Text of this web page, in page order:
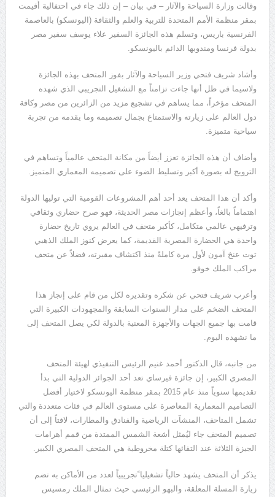
وقالت وزارة السياحة والآثار – في بيان – إن ذلك جاء في احتفالية أُقيمت
بمقر منظمة الأمم المتحدة للتربية والعلم والثقافة (اليونسكو) بالعاصمة
الفرنسية باريس، وتسلم هذه الجائزة السفير علاء يوسف سفير مصر
بدولة فرنسا ومندوبها الدائم باليونسكو.
وأشاد شريف فتحي وزير السياحة والآثار بفوز المتحف بهذه الجائزة
ولاسيما في ظل أنها جاءت تزامناً مع التشغيل التجريبي الذي شهده
المتحف مؤخراً، مما يساهم في تشجيع مزيد من الزائرين من مصر وكافة
دول العالم على زيارته والاستمتاع بجمال تصميمه وما يقدمه من تجربة
سياحية متميزة.
وأضاف أن هذه الجائزة تعزز أيضاً من مكانة المتحف عالمياً وتساهم في
الترويج له بصورة أكبر وتسليط الضوء على تصميمه المعماري المتميز.
وأكد أن هذا المتحف يعد أحد أهم المشروعات القومية التي توليها الدولة
اهتماماً بالغاً، وأعظم إنجازات مصر الحديثة، فهو صرح حضاري وثقافي
وترفيهي عالمي متكامل، كأكبر متحف في العالم يروي تاريخ حضارة
واحدة هي الحضارة المصرية القديمة، كما يعرض كنوز الملك الذهبي
توت عنخ آمون لأول مرة كاملةً منذ اكتشاف مقبرته، فضلاً عن متحف
مراكب الملك خوفو.
وأعرب شريف فتحي عن شكره وتقديره لكل من قام على إنجاز هذا
المتحف الضخم على مدار السنوات السابقة والمجهودات الكبيرة التي
قامت بها جميع الجهات والأجهزة المعنية بالدولة لكي يصل المتحف إلى
ما نشهده اليوم.
من جانبه، قال الدكتور أحمد غنيم الرئيس التنفيذي لهيئة المتحف
المصري الكبير، إن جائزة فيرساي تعد أحد الجوائز الدولية التي بدأ
تقديمها سنوياً منذ عام 2015 بمقر منظمة اليونسكو لاختيار أفضل
التصاميم المعمارية المعاصرة على مستوى العالم في فئات متعددة والتي
تشمل المتاحف، المنشآت الرياضية والفنادق والمطارات، لافتاً إلى أن
تصميم المتحف جاء ليُمثل أشعة الشمس الممتدة من قمم أهرامات
الجيزة الثلاثة عند التقائها كتلة مخروطية هي المتحف المصري الكبير.
يذكر أن المتحف يشهد حالياً تشغيليا ًتجريبياً لعدد من الأماكن به تضم
زيارة المسلة المعلقة، والبهو الرئيسي حيث تمثال الملك رمسيس